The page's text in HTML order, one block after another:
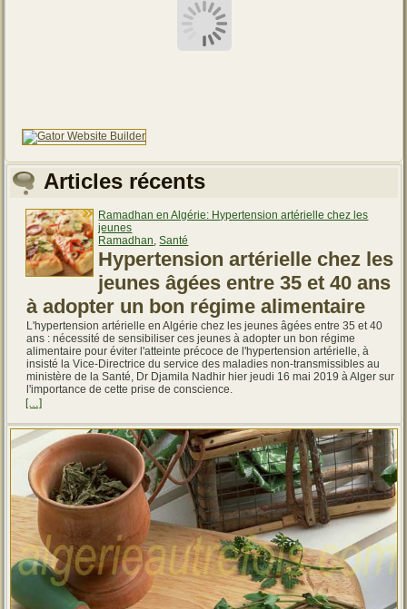
Articles récents
Ramadhan en Algérie: Hypertension artérielle chez les
jeunes
Ramadhan ,Santé
Hypertension artérielle chez les
jeunes âgées entre 35 et 40 ans
à adopter un bon régime alimentaire
L'hypertension artérielle en Algérie chez les jeunes âgées entre 35 et 40
ans : nécessité de sensibiliser ces jeunes à adopter un bon régime
alimentaire pour éviter l'atteinte précoce de l'hypertension artérielle, à
insisté la Vice-Directrice du service des maladies non-transmissibles au
ministère de la Santé, Dr Djamila Nadhir hier jeudi 16 mai 2019 à Alger sur
l'importance de cette prise de conscience.
[…]